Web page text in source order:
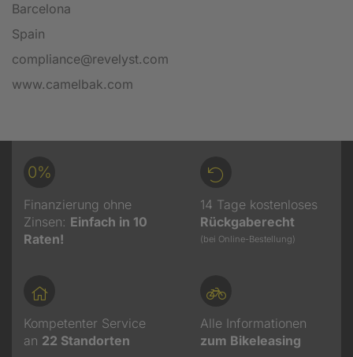
Barcelona
Spain
compliance@revelyst.com
www.camelbak.com
0%
Finanzierung ohne
Zinsen: Einfach in 10
Raten!
14 Tage kostenloses
Rückgaberecht
(bei Online-Bestellung)
Kompetenter Service
an 22 Standorten
Alle Informationen
zum Bikeleasing